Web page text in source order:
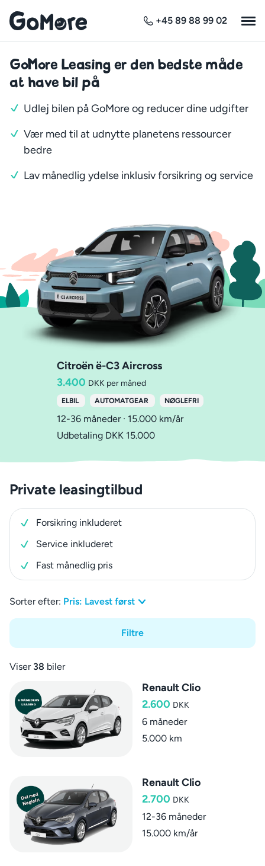
+45 89 88 99 02
GoMore Leasing er den bedste måde
at have bil på
Udlej bilen på GoMore og reducer dine udgifter
Vær med til at udnytte planetens ressourcer
bedre
Lav månedlig ydelse inklusiv forsikring og service
Citroën ë-C3 Aircross
3.400 DKK per måned
ELBIL AUTOMATGEAR NØGLEFRI
12-36 måneder · 15.000 km/år
Udbetaling DKK 15.000
Private leasingtilbud
Forsikring inkluderet
Service inkluderet
Fast månedlig pris
Sorter efter: Pris: Lavest først
Filtre
Viser 38 biler
Renault Clio
2.600 DKK
6 måneder
5.000 km
Renault Clio
2.700 DKK
12-36 måneder
15.000 km/år